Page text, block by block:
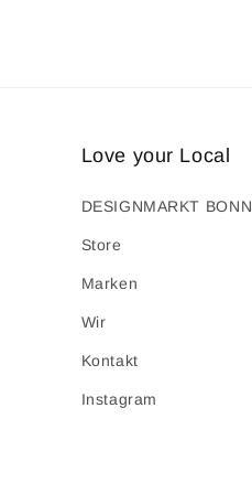
Love your Local
DESIGNMARKT BONN
Store
Marken
Wir
Kontakt
Instagram